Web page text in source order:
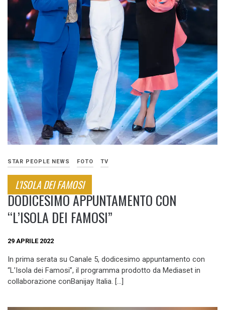
STAR PEOPLE NEWS FOTO TV
L'ISOLA DEI FAMOSI
DODICESIMO APPUNTAMENTO CON
“L’ISOLA DEI FAMOSI”
29 APRILE 2022
In prima serata su Canale 5, dodicesimo appuntamento con
“L’Isola dei Famosi”, il programma prodotto da Mediaset in
collaborazione conBanijay Italia. […]